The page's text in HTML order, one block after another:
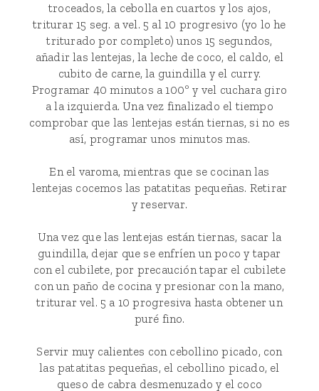
troceados, la cebolla en cuartos y los ajos,
triturar 15 seg. a vel. 5 al 10 progresivo (yo lo he
triturado por completo) unos 15 segundos,
añadir las lentejas, la leche de coco, el caldo, el
cubito de carne, la guindilla y el curry.
Programar 40 minutos a 100º y vel cuchara giro
a la izquierda. Una vez finalizado el tiempo
comprobar que las lentejas están tiernas, si no es
así, programar unos minutos mas.
En el varoma, mientras que se cocinan las
lentejas cocemos las patatitas pequeñas. Retirar
y reservar.
Una vez que las lentejas están tiernas, sacar la
guindilla, dejar que se enfríen un poco y tapar
con el cubilete, por precaución tapar el cubilete
con un paño de cocina y presionar con la mano,
triturar vel. 5 a 10 progresiva hasta obtener un
puré fino.
Servir muy calientes con cebollino picado, con
las patatitas pequeñas, el cebollino picado, el
queso de cabra desmenuzado y el coco